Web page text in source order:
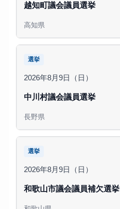
越知町議会議員選挙
高知県
選挙
2026年8月9日（日）
中川村議会議員選挙
長野県
選挙
2026年8月9日（日）
和歌山市議会議員補欠選挙